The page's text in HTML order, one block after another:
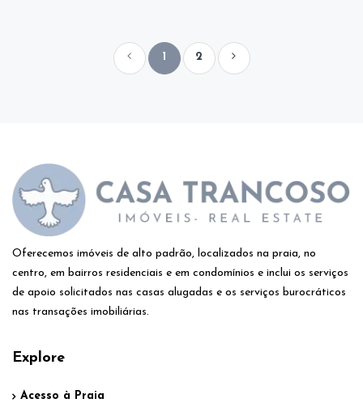
1 2
Oferecemos imóveis de alto padrão, localizados na praia, no
centro, em bairros residenciais e em condomínios e inclui os serviços
de apoio solicitados nas casas alugadas e os serviços burocráticos
nas transações imobiliárias.
Explore
Acesso à Praia